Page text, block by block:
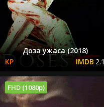
Доза ужаса (2018)
2.1
FHD (1080p)